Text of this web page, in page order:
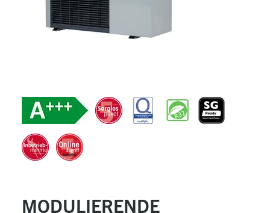
MODULIERENDE